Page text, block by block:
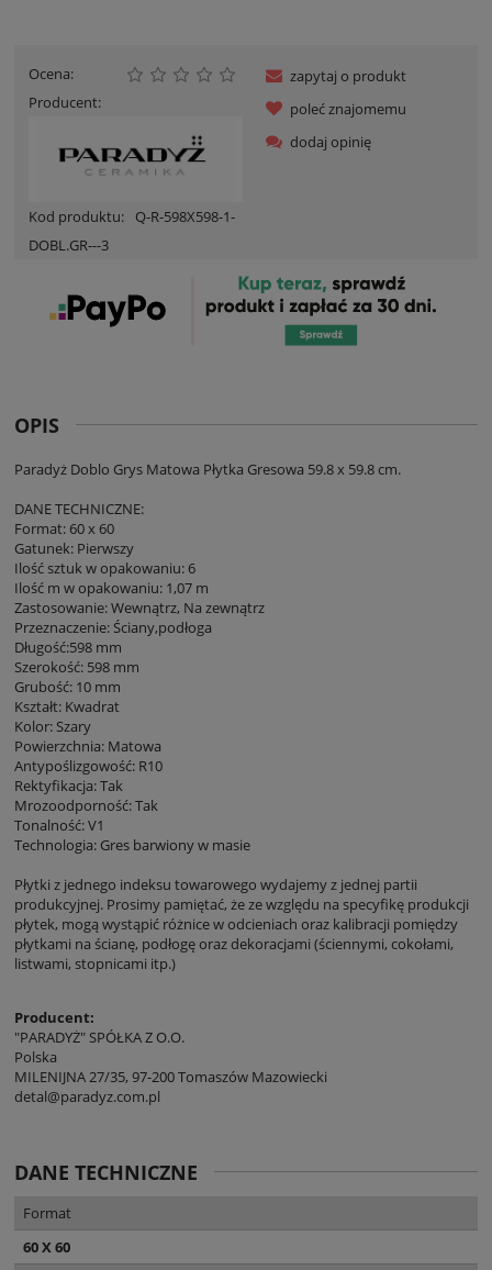
Ocena:
Producent:
Kod produktu:
Q-R-598X598-1-
DOBL.GR---3
zapytaj o produkt
poleć znajomemu
dodaj opinię
OPIS
Paradyż Doblo Grys Matowa Płytka Gresowa 59.8 x 59.8 cm.
DANE TECHNICZNE:
Format: 60 x 60
Gatunek: Pierwszy
Ilość sztuk w opakowaniu: 6
Ilość m w opakowaniu: 1,07 m
Zastosowanie: Wewnątrz, Na zewnątrz
Przeznaczenie: Ściany,podłoga
Długość:598 mm
Szerokość: 598 mm
Grubość: 10 mm
Kształt: Kwadrat
Kolor: Szary
Powierzchnia: Matowa
Antypoślizgowość: R10
Rektyfikacja: Tak
Mrozoodporność: Tak
Tonalność: V1
Technologia: Gres barwiony w masie
Płytki z jednego indeksu towarowego wydajemy z jednej partii
produkcyjnej. Prosimy pamiętać, że ze względu na specyfikę produkcji
płytek, mogą wystąpić różnice w odcieniach oraz kalibracji pomiędzy
płytkami na ścianę, podłogę oraz dekoracjami (ściennymi, cokołami,
listwami, stopnicami itp.)
Producent:
"PARADYŻ" SPÓŁKA Z O.O.
Polska
MILENIJNA 27/35, 97-200 Tomaszów Mazowiecki
detal@paradyz.com.pl
DANE TECHNICZNE
Format
60 X 60